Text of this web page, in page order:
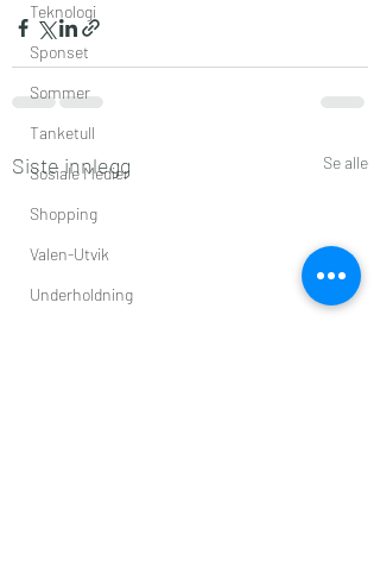
Teknologi
Sponset
Sommer
Tanketull
Sosiale Medier
Shopping
Valen-Utvik
Underholdning
Siste innlegg Se alle